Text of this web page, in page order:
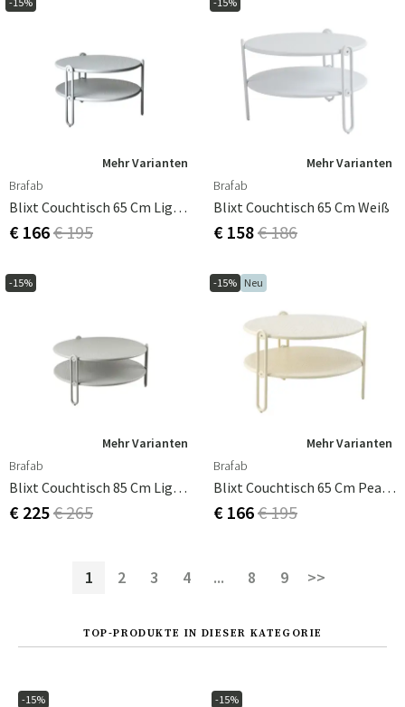
Mehr Varianten
Brafab
Blixt Couchtisch 65 Cm Light Grey
€ 166€ 195
Mehr Varianten
Brafab
Blixt Couchtisch 65 Cm Weiß
€ 158€ 186
-15%
Mehr Varianten
Brafab
Blixt Couchtisch 85 Cm Light Grey
€ 225€ 265
-15% Neu
Mehr Varianten
Brafab
Blixt Couchtisch 65 Cm Pearl White
€ 166€ 195
1 2 3 4 ... 8 9 >>
TOP-PRODUKTE IN DIESER KATEGORIE
-15% -15%